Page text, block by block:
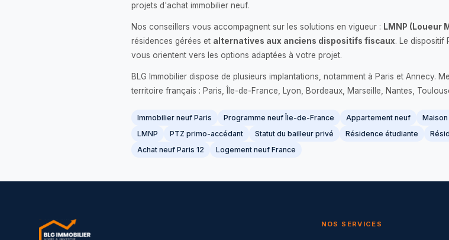
projets d'achat immobilier neuf.
Nos conseillers vous accompagnent sur les solutions en vigueur : LMNP (Loueur
résidences gérées et alternatives aux anciens dispositifs fiscaux. Le dispositif
vous orientent vers les options adaptées à votre projet.
BLG Immobilier dispose de plusieurs implantations, notamment à Paris et Annecy.
territoire français : Paris, Île-de-France, Lyon, Bordeaux, Marseille, Nantes,
Immobilier neuf Paris Programme neuf Île-de-France Appartement neuf
LMNP
PTZ primo-accédant Statut du bailleur privé Résidence étudiante
Achat neuf Paris 12
Logement neuf France
NOS SERVICES